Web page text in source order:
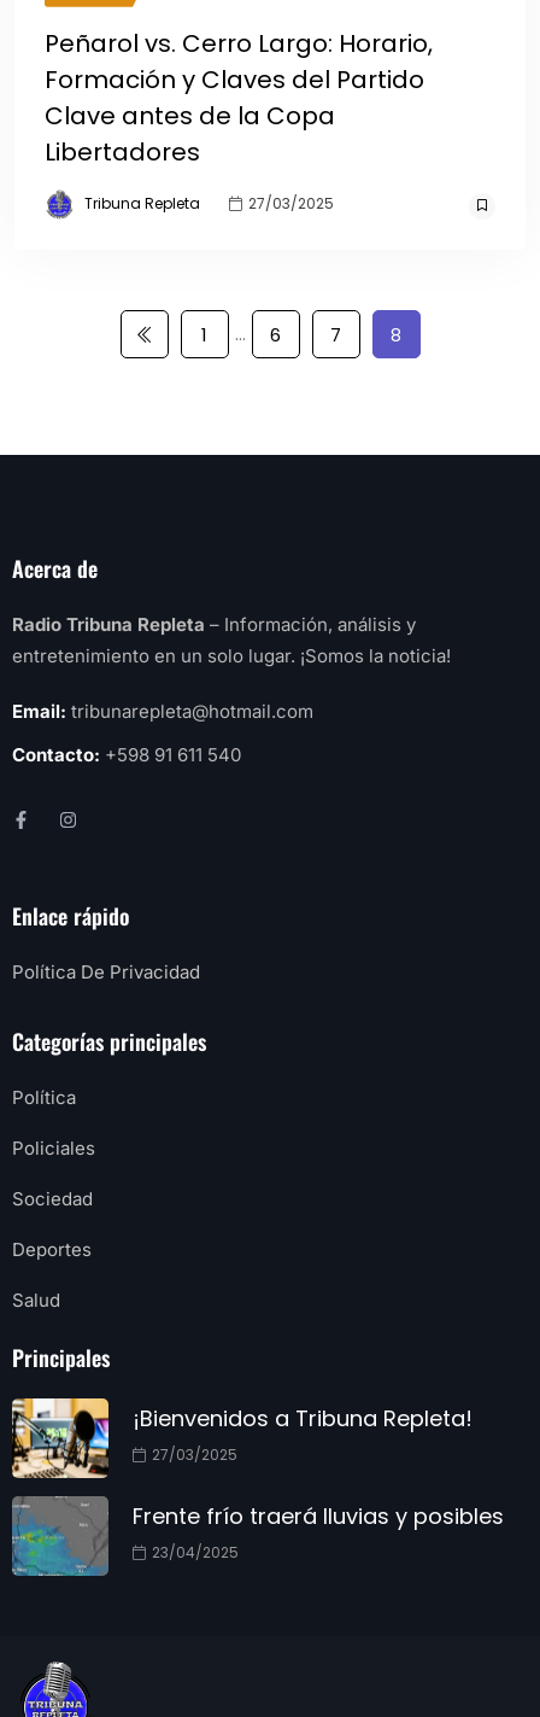
Peñarol vs. Cerro Largo: Horario,
Formación y Claves del Partido
Clave antes de la Copa
Libertadores
Tribuna Repleta 27/03/2025
1 … 6 7 8
Acerca de
Radio Tribuna Repleta – Información, análisis y
entretenimiento en un solo lugar. ¡Somos la noticia!
Email: tribunarepleta@hotmail.com
Contacto: +598 91 611 540
Enlace rápido
Política De Privacidad
Categorías principales
Política
Policiales
Sociedad
Deportes
Salud
Principales
¡Bienvenidos a Tribuna Repleta!
27/03/2025
Frente frío traerá lluvias y posibles
23/04/2025